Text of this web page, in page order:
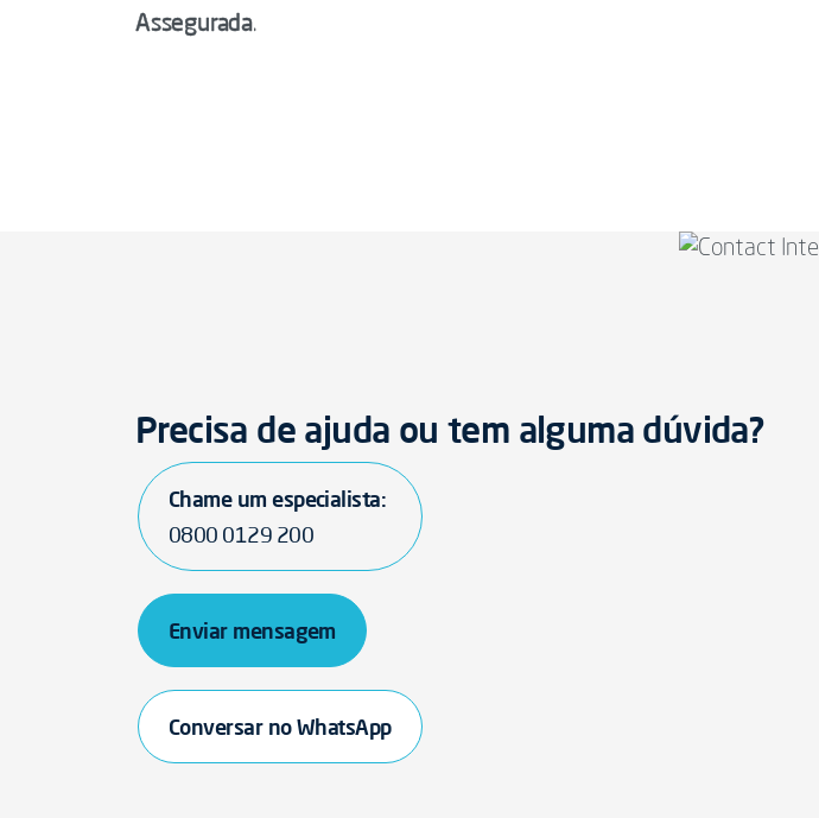
Assegurada.
Precisa de ajuda ou tem alguma dúvida?
Chame um especialista:
0800 0129 200
Enviar mensagem
Conversar no WhatsApp